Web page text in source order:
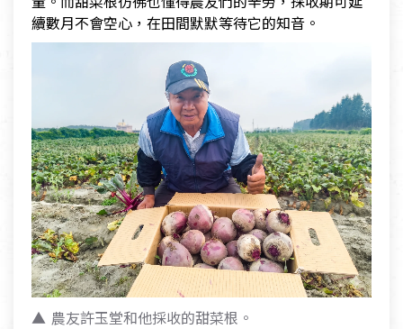
續數月不會空心，在田間默默等待它的知音。
農友許玉堂和他採收的甜菜根。